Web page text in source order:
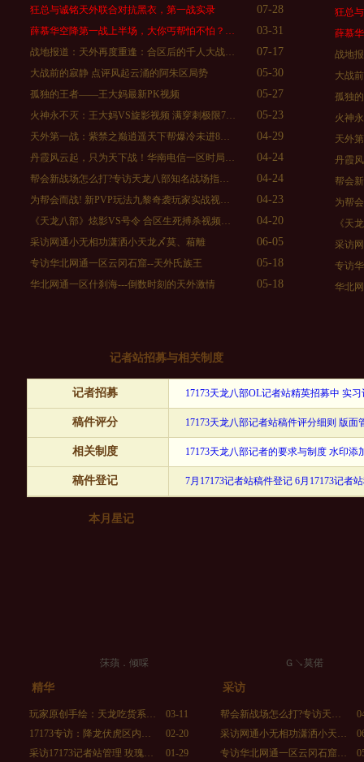
07-28
狂总与诚铭天外联合对抗黑衣，第一战实录
03-31
薛慕华空降第一战上半场，大你丐帮怕不怕？…
07-17
战地报道：天外再度重逢：合区后的千人大战…
05-30
大战前的寂静 点评风起云涌的阿朱区局势
05-27
孤独的王者——王大妈最新PK视频
05-23
火神永不灭：王大妈VS旋影视频 满穿刺极限7…
04-29
天外第一战：紫禁之巅逍遥天下帮爆冷未进8…
04-24
丹霞风云起，只为天下战！华南电信一区时局…
04-24
帮会新战场怎么打?专访天龙八部知名战场指…
04-23
为帮会而战! 新PVP玩法九黎奇袭玩家实战视…
04-20
《天龙八部》炫影VS号令 合区生死搏杀视频…
06-05
采访网通小无相功潇洒小天龙〆莫、葙離ゞ
05-18
专访华北网通一区云冈石窟--天外氏族王
05-18
华北网通一区什刹海---倒数时刻的天外激情
狂总
薛慕
战地
大战
孤独
火神
天外
丹霞
帮会
为帮
《天
采访
专访
华北
记者站招募与相关制度
记者招募 17173天龙八部OL记者站精英招募中 实习
稿件评分 17173天龙八部记者站稿件评分细则 版面
相关制度 17173天龙八部记者的要求与制度 水印添
稿件登记 7月17173记者站稿件登记 6月17173记者
本月星记
莯蕦．倾啋ゞ ゞＧ↘莫偌ゝ
精华
03-11
玩家原创手绘：天龙吃货系…
02-20
17173专访：降龙伏虎区内…
01-29
采访17173记者站管理 玫瑰…
采访
帮会新战场怎么打?专访天…
采访网通小无相功潇洒小天…
专访华北网通一区云冈石窟…